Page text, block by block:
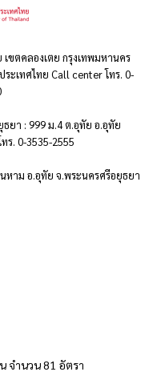
ขตคลองเตย กรุงเทพมหานคร
ะเทศไทย Call center โทร. 0-
ยา : 999 ม.4 ต.อุทัย อ.อุทัย
ร. 0-3535-2555
าม อ.อุทัย จ.พระนครศรีอยุธยา
จำนวน 81 อัตรา